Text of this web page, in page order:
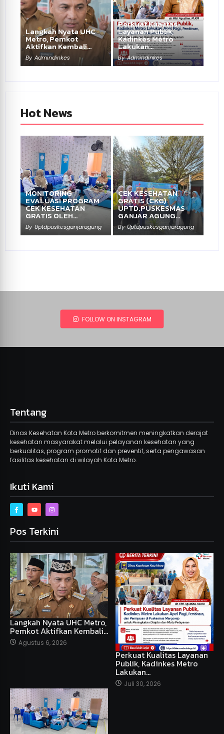
Langkah Nyata UHC
Metro, Pemkot
Aktifkan Kembali…
By Admindinkes
Perkuat Kualitas
Layanan Publik,
Kadinkes Metro
Lakukan…
By Admindinkes
Hot News
MONITORING
EVALUASI PROGRAM
CEK KESEHATAN
GRATIS OLEH…
By Uptdpuskesganjaragung
CEK KESEHATAN
GRATIS (CKG)
UPTD.PUSKESMAS
GANJAR AGUNG…
By Uptdpuskesganjaragung
FOLLOW ON INSTAGRAM
Tentang
Dinas Kesehatan Kota Metro berkomitmen meningkatkan derajat
kesehatan masyarakat melalui pelayanan kesehatan yang
berkualitas, program promotif dan preventif, serta pengawasan
fasilitas kesehatan di wilayah Kota Metro.
Ikuti Kami
Pos Terkini
Langkah Nyata UHC Metro,
Pemkot Aktifkan Kembali…
Agustus 6, 2026
Perkuat Kualitas Layanan
Publik, Kadinkes Metro
Lakukan…
Juli 30, 2026